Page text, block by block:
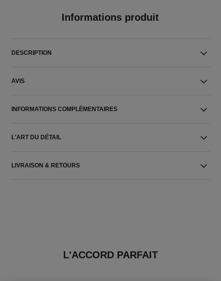
Informations produit
DESCRIPTION
AVIS
INFORMATIONS COMPLÉMENTAIRES
L'ART DU DÉTAIL
LIVRAISON & RETOURS
L'ACCORD PARFAIT